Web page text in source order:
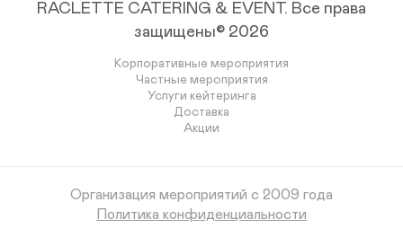
RACLETTE CATERING & EVENT. Все права
защищены© 2026
Корпоративные мероприятия
Частные мероприятия
Услуги кейтеринга
Доставка
Акции
Организация мероприятий с 2009 года
Политика конфиденциальности